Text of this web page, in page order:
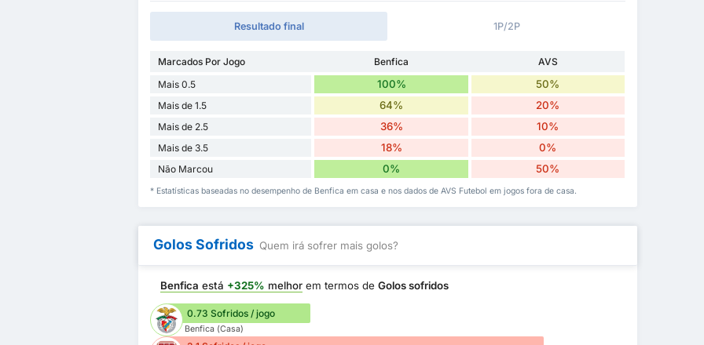
Resultado final 1P/2P
Marcados Por Jogo Benfica
AVS
Mais 0.5
100% 50%
Mais de 1.5 64% 20%
Mais de 2.5 36% 10%
Mais de 3.5 18% 0%
Não Marcou 0% 50%
* Estatísticas baseadas no desempenho de Benfica em casa e nos dados de AVS Futebol em jogos fora de casa.
Golos Sofridos Quem irá sofrer mais golos?
Benfica está +325% melhor em termos deGolos sofridos
0.73 Sofridos / jogo
Benfica (Casa)